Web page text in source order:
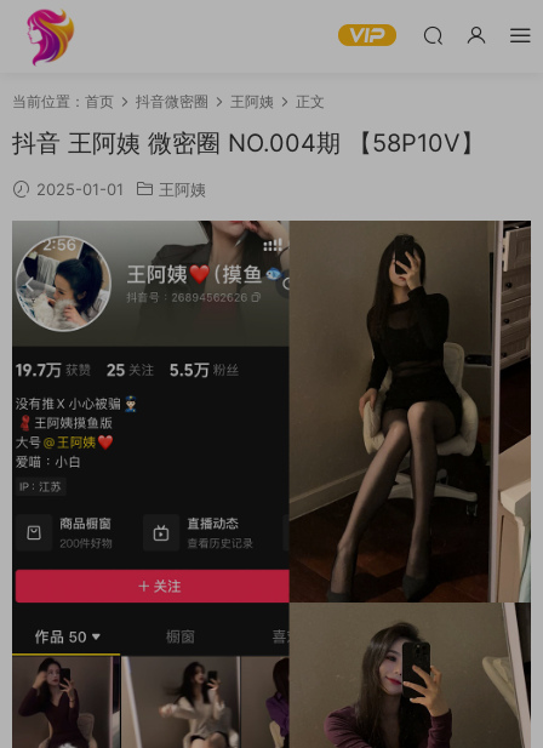
当前位置： 首页 抖音微密圈 王阿姨 正文
抖音 王阿姨 微密圈 NO.004期 【58P10V】
2025-01-01 王阿姨